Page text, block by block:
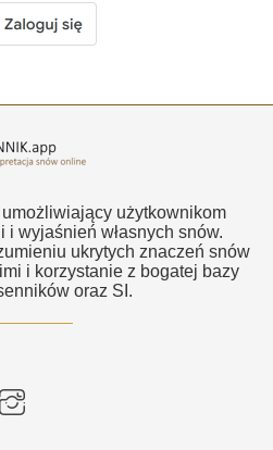
użytkownikom
i wyjaśnień własnych snów.
ukrytych znaczeń snów
i korzystanie z bogatej bazy
oraz SI.